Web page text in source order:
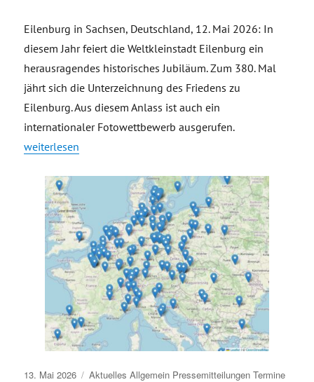
Eilenburg in Sachsen, Deutschland, 12. Mai 2026: In
diesem Jahr feiert die Weltkleinstadt Eilenburg ein
herausragendes historisches Jubiläum. Zum 380. Mal
jährt sich die Unterzeichnung des Friedens zu
Eilenburg. Aus diesem Anlass ist auch ein
internationaler Fotowettbewerb ausgerufen.
„Pressemitteilung Start des internationalen
weiterlesen
Veröffentlicht
13. Mai 2026 Aktuelles Allgemein Pressemitteilungen Termine